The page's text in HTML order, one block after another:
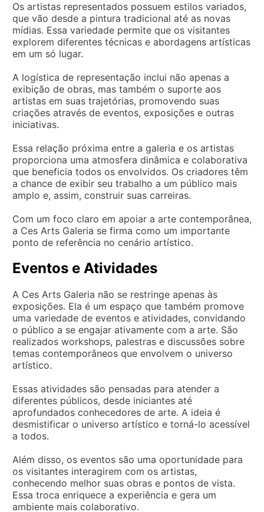
Os artistas representados possuem estilos variados,
que vão desde a pintura tradicional até as novas
mídias. Essa variedade permite que os visitantes
explorem diferentes técnicas e abordagens artísticas
em um só lugar.
A logística de representação inclui não apenas a
exibição de obras, mas também o suporte aos
artistas em suas trajetórias, promovendo suas
criações através de eventos, exposições e outras
iniciativas.
Essa relação próxima entre a galeria e os artistas
proporciona uma atmosfera dinâmica e colaborativa
que beneficia todos os envolvidos. Os criadores têm
a chance de exibir seu trabalho a um público mais
amplo e, assim, construir suas carreiras.
Com um foco claro em apoiar a arte contemporânea,
a Ces Arts Galeria se firma como um importante
ponto de referência no cenário artístico.
Eventos e Atividades
A Ces Arts Galeria não se restringe apenas às
exposições. Ela é um espaço que também promove
uma variedade de eventos e atividades, convidando
o público a se engajar ativamente com a arte. São
realizados workshops, palestras e discussões sobre
temas contemporâneos que envolvem o universo
artístico.
Essas atividades são pensadas para atender a
diferentes públicos, desde iniciantes até
aprofundados conhecedores de arte. A ideia é
desmistificar o universo artístico e torná-lo acessível
a todos.
Além disso, os eventos são uma oportunidade para
os visitantes interagirem com os artistas,
conhecendo melhor suas obras e pontos de vista.
Essa troca enriquece a experiência e gera um
ambiente mais colaborativo.